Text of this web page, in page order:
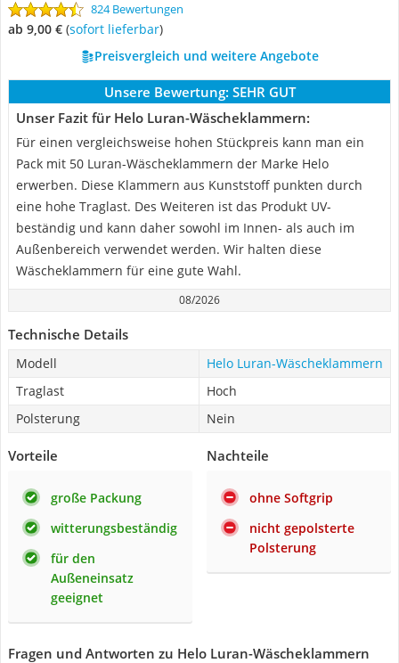
824 Bewertungen
ab 9,00 € ( Sofort lieferbar)
Preisvergleich und weitere Angebote
Unsere Bewertung: SEHR GUT
Unser Fazit für Helo Luran-Wäscheklammern:
Für einen vergleichsweise hohen Stückpreis kann man ein
Pack mit 50 Luran-Wäscheklammern der Marke Helo
erwerben. Diese Klammern aus Kunststoff punkten durch
eine hohe Traglast. Des Weiteren ist das Produkt UV-
beständig und kann daher sowohl im Innen- als auch im
Außenbereich verwendet werden. Wir halten diese
Wäscheklammern für eine gute Wahl.
08/2026
Technische Details
Modell
Helo Luran-Wäscheklammern
Traglast
Hoch
Polsterung
Nein
Vorteile
große Packung
witterungsbeständig
für den
Außeneinsatz
geeignet
Nachteile
ohne Softgrip
nicht gepolsterte
Polsterung
Fragen und Antworten zu Helo Luran-Wäscheklammern